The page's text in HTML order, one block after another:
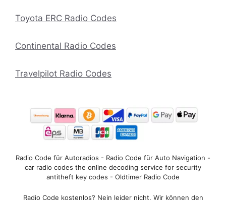
Toyota ERC Radio Codes
Continental Radio Codes
Travelpilot Radio Codes
Radio Code für Autoradios - Radio Code für Auto Navigation -
car radio codes the online decoding service for security
antitheft key codes - Oldtimer Radio Code
Radio Code kostenlos? Nein leider nicht. Wir können den